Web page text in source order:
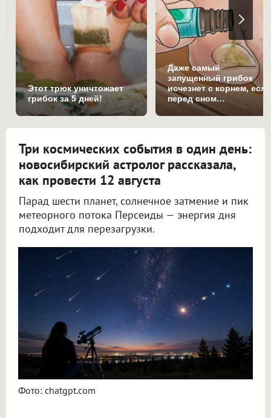
Этот трюк уничтожает
грибок за 5 дней!
Даже самый
запущенный грибок
исчезнет с корнем,
перед сном…
Три космических события в один день:
новосибирский астролог рассказала,
как провести 12 августа
Парад шести планет, солнечное затмение и пик
метеорного потока Персеиды — энергия дня
подходит для перезагрузки.
Фото: chatgpt.com